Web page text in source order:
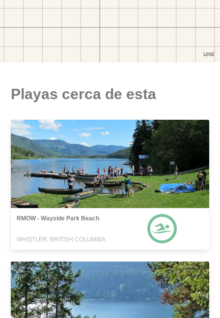
Playas cerca de esta
RMOW - Wayside Park Beach
WHISTLER, BRITISH COLUMBIA